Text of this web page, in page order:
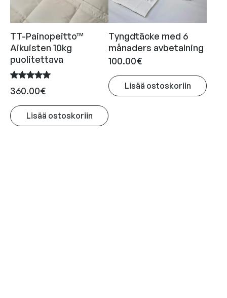
valinnat
tuotteen
TT-Painopeitto™
Aikuisten 10kg
puolitettava
360.00€
Lisää ostoskoriin
Tyngdtäcke med 6
månaders avbetalning
100.00€
Lisää ostoskoriin